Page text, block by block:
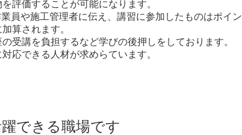
評価することが可能になります。
員や施工管理者に伝え、講習に参加したものはポイン
算されます。
受講を負担するなど学びの後押しをしております。
応できる人材が求めらています。
できる職場です